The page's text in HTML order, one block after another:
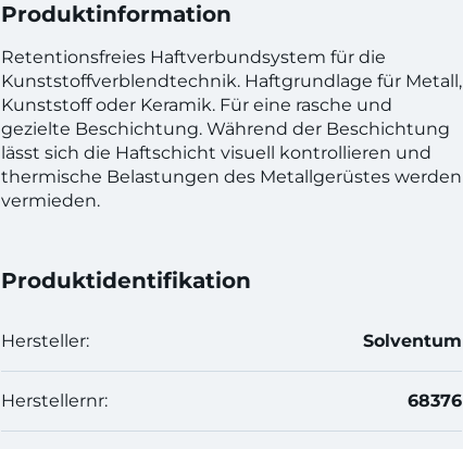
Produktinformation
Retentionsfreies Haftverbundsystem für die
Kunststoffverblendtechnik. Haftgrundlage für Metall,
Kunststoff oder Keramik. Für eine rasche und
gezielte Beschichtung. Während der Beschichtung
lässt sich die Haftschicht visuell kontrollieren und
thermische Belastungen des Metallgerüstes werden
vermieden.
Produktidentifikation
Hersteller: Solventum
Herstellernr: 68376